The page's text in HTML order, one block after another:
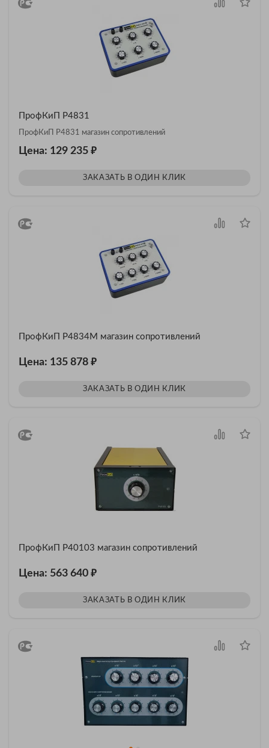
ПрофКиП Р4831
ПрофКиП Р4831 магазин сопротивлений
Цена: 129 235 ₽
ЗАКАЗАТЬ В ОДИН КЛИК
ПрофКиП Р4834М магазин сопротивлений
Цена: 135 878 ₽
ЗАКАЗАТЬ В ОДИН КЛИК
ПрофКиП Р40103 магазин сопротивлений
Цена: 563 640 ₽
ЗАКАЗАТЬ В ОДИН КЛИК